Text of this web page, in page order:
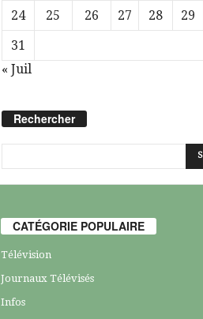
24
25 26 27 28 29
31
« Juil
Rechercher
CATÉGORIE POPULAIRE
Télévision
Journaux Télévisés
Infos